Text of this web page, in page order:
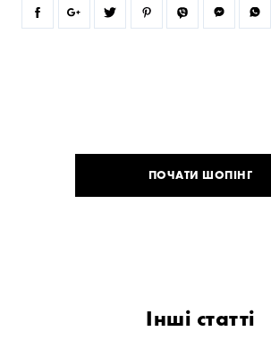
ПОЧАТИ ШОПІНГ
Інші статті